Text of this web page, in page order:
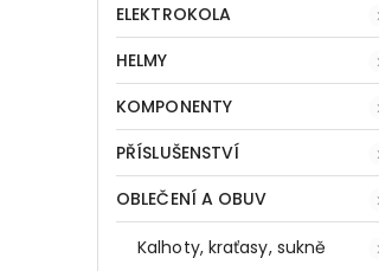
ELEKTROKOLA
HELMY
KOMPONENTY
PŘÍSLUŠENSTVÍ
OBLEČENÍ A OBUV
Kalhoty, kraťasy, sukně